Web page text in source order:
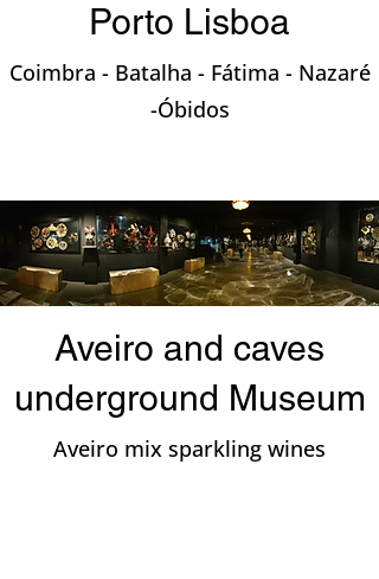
Porto Lisboa
Coimbra - Batalha - Fátima - Nazaré
-Óbidos
Aveiro and caves
underground Museum
Aveiro mix sparkling wines